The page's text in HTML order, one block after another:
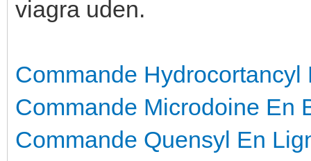
viagra uden.
Commande Hydrocortancyl
Commande Microdoine En
Commande Quensyl En